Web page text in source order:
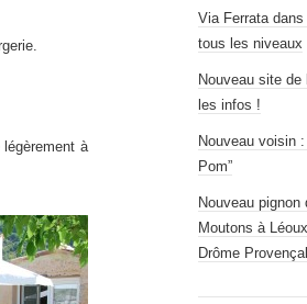
à
Via Ferrata
tous les niveaux
Nouveau site
les infos !
Nouveau voisin :
Pom”
Nouveau pignon
Moutons à
Drôme